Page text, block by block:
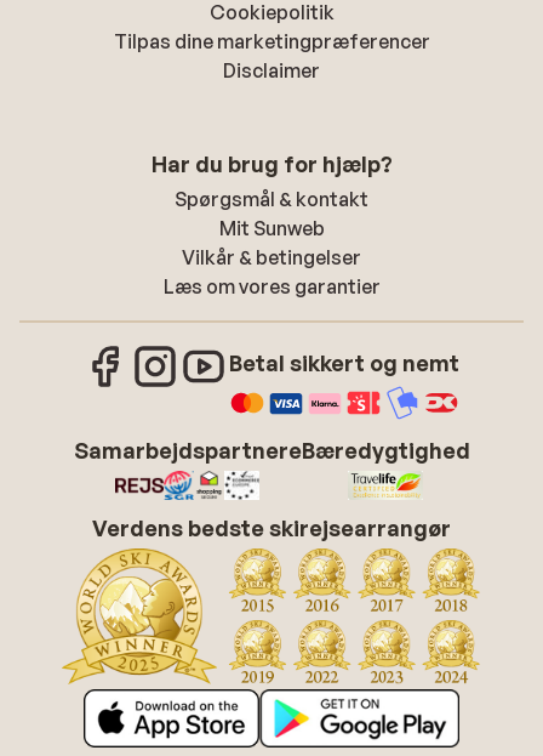
Cookiepolitik
Tilpas dine marketingpræferencer
Disclaimer
Har du brug for hjælp?
Spørgsmål & kontakt
Mit Sunweb
Vilkår & betingelser
Læs om vores garantier
Betal sikkert og nemt
SamarbejdspartnereBæredygtighed
Verdens bedste skirejsearrangør